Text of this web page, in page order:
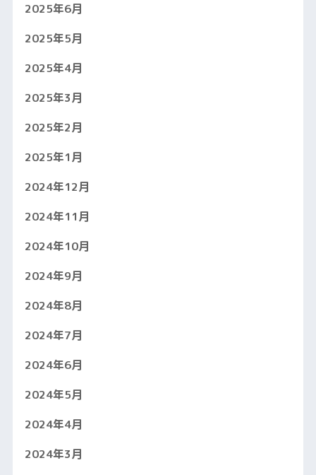
2025年6月
2025年5月
2025年4月
2025年3月
2025年2月
2025年1月
2024年12月
2024年11月
2024年10月
2024年9月
2024年8月
2024年7月
2024年6月
2024年5月
2024年4月
2024年3月